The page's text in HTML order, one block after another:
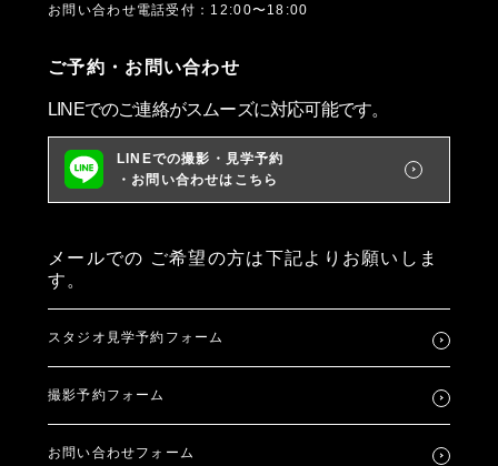
お問い合わせ電話受付：12:00〜18:00
ご予約・お問い合わせ
LINEでのご連絡がスムーズに対応可能です。
LINEでの撮影・見学予約
・お問い合わせはこちら
メールでの ご希望の方は下記よりお願いしま
す。
スタジオ見学予約フォーム
撮影予約フォーム
お問い合わせフォーム